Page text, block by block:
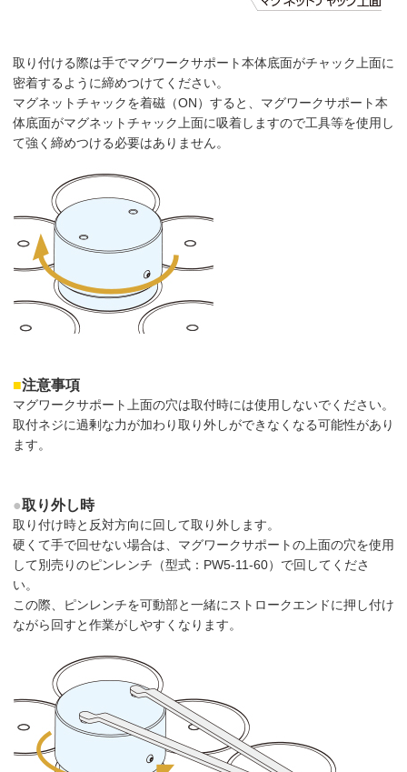
取り付ける際は手でマグワークサポート本体底面がチャック上面に
密着するように締めつけてください。
マグネットチャックを着磁（ON）すると、マグワークサポート本
体底面がマグネットチャック上面に吸着しますので工具等を使用し
て強く締めつける必要はありません。
■注意事項
マグワークサポート上面の穴は取付時には使用しないでください。
取付ネジに過剰な力が加わり取り外しができなくなる可能性があり
ます。
●取り外し時
取り付け時と反対方向に回して取り外します。
硬くて手で回せない場合は、マグワークサポートの上面の穴を使用
して別売りのピンレンチ（型式：PW5-11-60）で回してくださ
い。
この際、ピンレンチを可動部と一緒にストロークエンドに押し付け
ながら回すと作業がしやすくなります。